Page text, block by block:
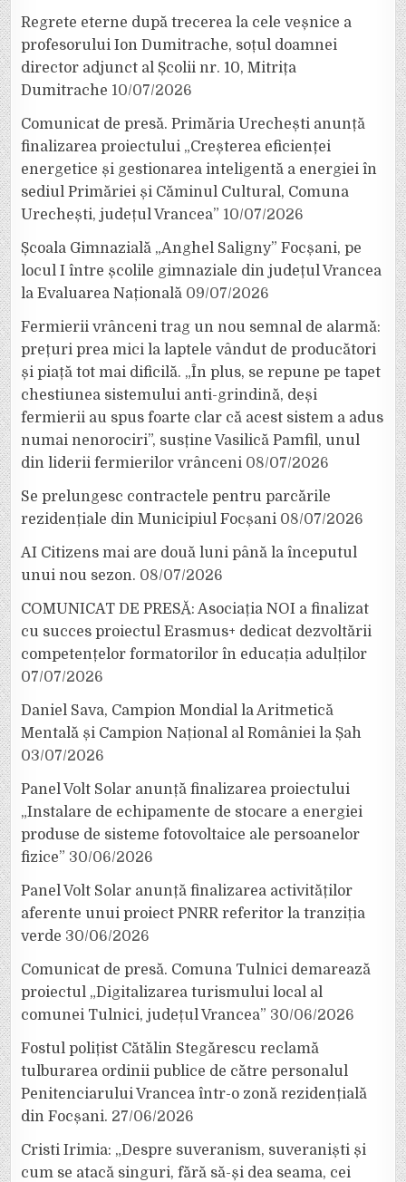
Regrete eterne după trecerea la cele veșnice a
profesorului Ion Dumitrache, soțul doamnei
director adjunct al Școlii nr. 10, Mitrița
Dumitrache 10/07/2026
Comunicat de presă. Primăria Urechești anunță
finalizarea proiectului „Creșterea eficienței
energetice și gestionarea inteligentă a energiei în
sediul Primăriei și Căminul Cultural, Comuna
Urechești, județul Vrancea” 10/07/2026
Școala Gimnazială „Anghel Saligny” Focșani, pe
locul I între școlile gimnaziale din județul Vrancea
la Evaluarea Națională 09/07/2026
Fermierii vrânceni trag un nou semnal de alarmă:
prețuri prea mici la laptele vândut de producători
și piață tot mai dificilă. „În plus, se repune pe tapet
chestiunea sistemului anti-grindină, deși
fermierii au spus foarte clar că acest sistem a adus
numai nenorociri”, susține Vasilică Pamfil, unul
din liderii fermierilor vrânceni 08/07/2026
Se prelungesc contractele pentru parcările
rezidențiale din Municipiul Focșani 08/07/2026
AI Citizens mai are două luni până la începutul
unui nou sezon. 08/07/2026
COMUNICAT DE PRESĂ: Asociația NOI a finalizat
cu succes proiectul Erasmus+ dedicat dezvoltării
competențelor formatorilor în educația adulților
07/07/2026
Daniel Sava, Campion Mondial la Aritmetică
Mentală și Campion Național al României la Șah
03/07/2026
Panel Volt Solar anunță finalizarea proiectului
„Instalare de echipamente de stocare a energiei
produse de sisteme fotovoltaice ale persoanelor
fizice” 30/06/2026
Panel Volt Solar anunță finalizarea activităților
aferente unui proiect PNRR referitor la tranziția
verde 30/06/2026
Comunicat de presă. Comuna Tulnici demarează
proiectul „Digitalizarea turismului local al
comunei Tulnici, județul Vrancea” 30/06/2026
Fostul polițist Cătălin Stegărescu reclamă
tulburarea ordinii publice de către personalul
Penitenciarului Vrancea într-o zonă rezidențială
din Focșani. 27/06/2026
Cristi Irimia: „Despre suveranism, suveraniști și
cum se atacă singuri, fără să-și dea seama, cei